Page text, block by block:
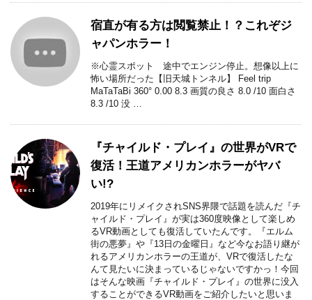
宿直が有る方は閲覧禁止！？これぞジ
ャパンホラー！
※心霊スポット 途中でエンジン停止。想像以上に
怖い場所だった【旧天城トンネル】 Feel trip
MaTaTaBi 360° 0.00 8.3 画質の良さ 8.0 /10 面白さ
8.3 /10 没 …
『チャイルド・プレイ』の世界がVRで
復活！王道アメリカンホラーがヤバ
い!?
2019年にリメイクされSNS界隈で話題を読んだ『チ
ャイルド・プレイ』が実は360度映像として楽しめ
るVR動画としても復活していたんです。『エルム
街の悪夢』や『13日の金曜日』など今なお語り継が
れるアメリカンホラーの王道が、VRで復活したな
んて見たいに決まっているじゃないですかっ！今回
はそんな映画『チャイルド・プレイ』の世界に没入
することができるVR動画をご紹介したいと思いま